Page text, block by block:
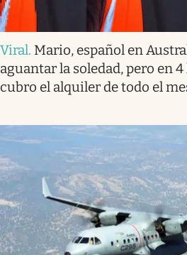
Viral. Mario, español en
aguantar la soledad, pero en
cubro el alquiler de todo el